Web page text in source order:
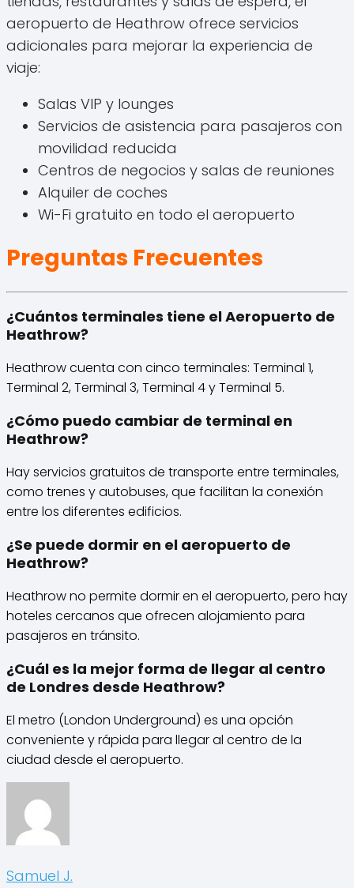
aeropuerto de Heathrow ofrece servicios
adicionales para mejorar la experiencia de
viaje:
Salas VIP y lounges
Servicios de asistencia para pasajeros con
movilidad reducida
Centros de negocios y salas de reuniones
Alquiler de coches
Wi-Fi gratuito en todo el aeropuerto
Preguntas Frecuentes
¿Cuántos terminales tiene el Aeropuerto de
Heathrow?
Heathrow cuenta con cinco terminales: Terminal 1,
Terminal 2, Terminal 3, Terminal 4 y Terminal 5.
¿Cómo puedo cambiar de terminal en
Heathrow?
Hay servicios gratuitos de transporte entre terminales,
como trenes y autobuses, que facilitan la conexión
entre los diferentes edificios.
¿Se puede dormir en el aeropuerto de
Heathrow?
Heathrow no permite dormir en el aeropuerto, pero hay
hoteles cercanos que ofrecen alojamiento para
pasajeros en tránsito.
¿Cuál es la mejor forma de llegar al centro
de Londres desde Heathrow?
El metro (London Underground) es una opción
conveniente y rápida para llegar al centro de la
ciudad desde el aeropuerto.
Samuel J.